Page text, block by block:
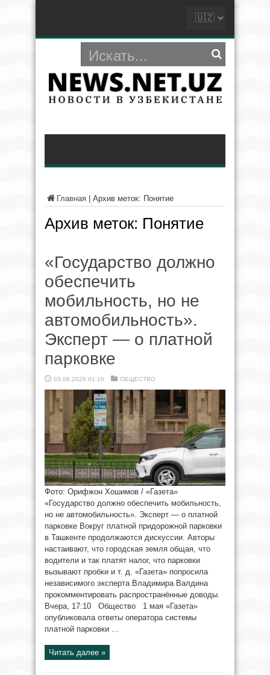
Главная Архив меток: Понятие
Архив меток: Понятие
«Государство должно
обеспечить
мобильность, но не
автомобильность».
Эксперт — о платной
парковке
03.06.2026 01:10 ОБЩЕСТВО
Фото: Орифжон Хошимов / «Газета»
«Государство должно обеспечить мобильность,
но не автомобильность». Эксперт — о платной
парковке Вокруг платной придорожной парковки
в Ташкенте продолжаются дискуссии. Авторы
настаивают, что городская земля общая, что
водители и так платят налог, что парковки
вызывают пробки и т. д. «Газета» попросила
независимого эксперта Владимира Валдина
прокомментировать распространённые доводы.
Вчера, 17:10 Общество 1 мая «Газета»
опубликовала ответы оператора системы
платной парковки ...
Читать далее »